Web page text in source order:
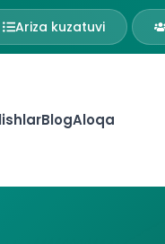
Ariza kuzatuvi
BlogAloqa